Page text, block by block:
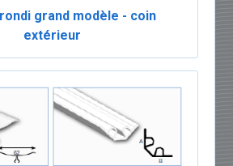
grand modèle - coin
extérieur